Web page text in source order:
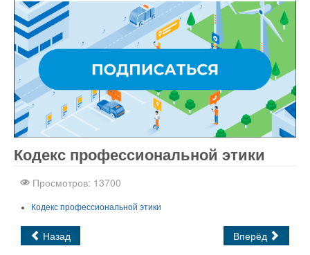
Все дляJoomla. Бесплатные шаблоны и расширения.
Кодекс профессиональной этики
Просмотров: 13700
Кодекс профессиональной этики
Назад Вперёд